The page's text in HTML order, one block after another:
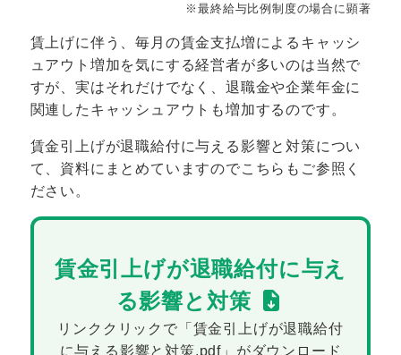
※最終給与比例制度の場合に顕著
賃上げに伴う、毎月の賃金支払増によるキャッシ
ュアウト増加を気にする経営者が多いのは当然で
すが、実はそれだけでなく、退職金や企業年金に
関連したキャッシュアウトも増加するのです。
賃金引上げが退職給付に与える影響と対策につい
て、資料にまとめていますのでこちらもご参照く
ださい。
賃金引上げが退職給付に与え
る影響と対策
リンククリックで「賃金引上げが退職給付
に与える影響と対策.pdf」がダウンロード